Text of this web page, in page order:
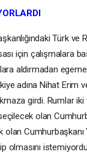
Türk ve
için çalışmalara
aldırmadan
adına Nihat Erim
girdi. Rumlar
olan
Cumhurbaşkanı
olmasını